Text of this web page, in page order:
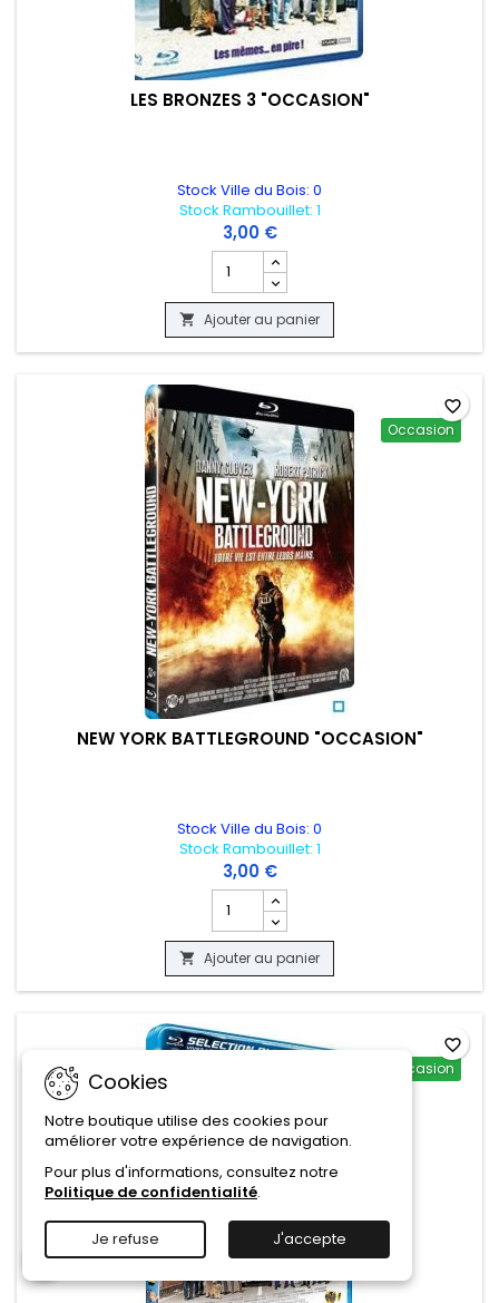
LES BRONZES 3 "OCCASION"
Stock Ville du Bois: 0
Stock Rambouillet: 1
3,00 €
Champ quantité du produit LES
 Ajouter au panier
Occasion
NEW YORK BATTLEGROUND "OCCASION"
Stock Ville du Bois: 0
Stock Rambouillet: 1
3,00 €
Champ quantité du produit NEW YORK
 Ajouter au panier
favorite_border
Occasion
favorite_border
Cookies
Notre boutique utilise des cookies pour
améliorer votre expérience de navigation.
Pour plus d'informations, consultez notre
Politique de confidentialité.
Je refuse J'accepte